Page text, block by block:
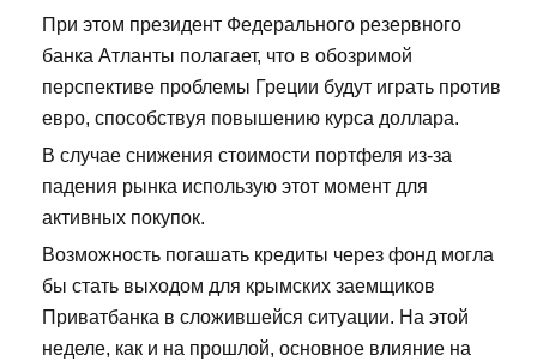
При этом президент Федерального резервного
банка Атланты полагает, что в обозримой
перспективе проблемы Греции будут играть против
евро, способствуя повышению курса доллара.
В случае снижения стоимости портфеля из-за
падения рынка использую этот момент для
активных покупок.
Возможность погашать кредиты через фонд могла
бы стать выходом для крымских заемщиков
Приватбанка в сложившейся ситуации. На этой
неделе, как и на прошлой, основное влияние на